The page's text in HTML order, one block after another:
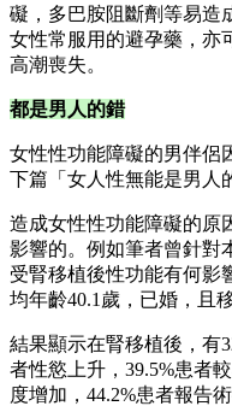
礙，多巴胺阻斷劑等易造
女性常服用的避孕藥，亦
高潮喪失。
都是男人的錯
女性性功能障礙的男伴侶
下篇「女人性無能是男人
造成女性性功能障礙的原
影響的。例如筆者曾針對
受腎移植後性功能有何影
均年齡40.1歲，已婚，且
結果顯示在腎移植後，有
者性慾上升，39.5%患者
度增加，44.2%患者報告